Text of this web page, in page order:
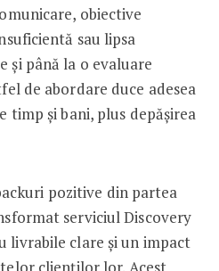
obiective
sau lipsa
și până la o evaluare
de abordare duce adesea
timp și bani, plus depășirea
pozitive din partea
serviciul Discovery
livrabile clare și un impact
clienților lor. Acest